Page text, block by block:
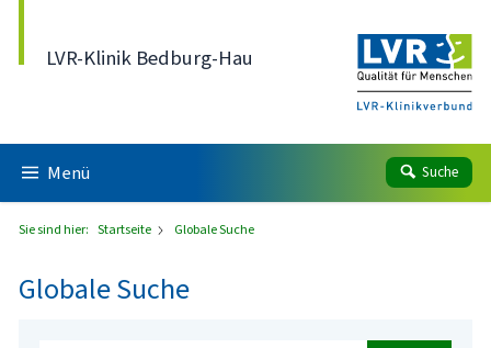
LVR-Klinik Bedburg-Hau
Menü Suche
Sie sind hier: Startseite Globale Suche
Globale Suche